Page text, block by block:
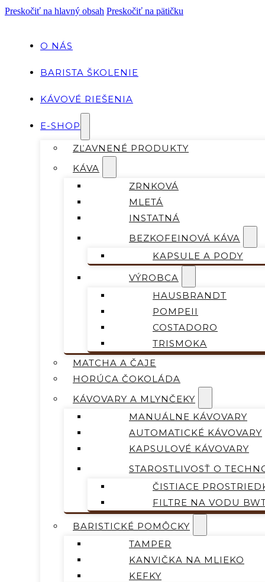
Preskočiť na hlavný obsah Preskočiť na pätičku
O NÁS
BARISTA ŠKOLENIE
KÁVOVÉ RIEŠENIA
E-SHOP
ZĽAVNENÉ PRODUKTY
KÁVA
ZRNKOVÁ
MLETÁ
INSTATNÁ
BEZKOFEINOVÁ KÁVA
KAPSULE A PODY
VÝROBCA
HAUSBRANDT
POMPEII
COSTADORO
TRISMOKA
MATCHA A ČAJE
HORÚCA ČOKOLÁDA
KÁVOVARY A MLYNČEKY
MANUÁLNE KÁVOVARY
AUTOMATICKÉ KÁVOVARY
KAPSULOVÉ KÁVOVARY
STAROSTLIVOSŤ O
ČISTIACE
FILTRE NA VODU
BARISTICKÉ POMÔCKY
TAMPER
KANVIČKA NA MLIEKO
KEFKY